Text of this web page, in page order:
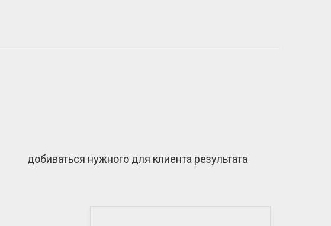
добиваться нужного для клиента результата